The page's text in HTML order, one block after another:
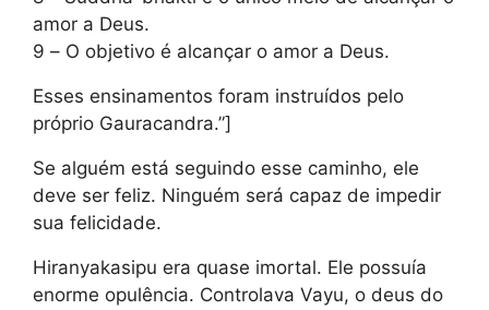
amor a Deus.
9 – O objetivo é alcançar o amor a Deus.
Esses ensinamentos foram instruídos pelo
próprio Gauracandra.”]
Se alguém está seguindo esse caminho, ele
deve ser feliz. Ninguém será capaz de impedir
sua felicidade.
Hiranyakasipu era quase imortal. Ele possuía
enorme opulência. Controlava Vayu, o deus do